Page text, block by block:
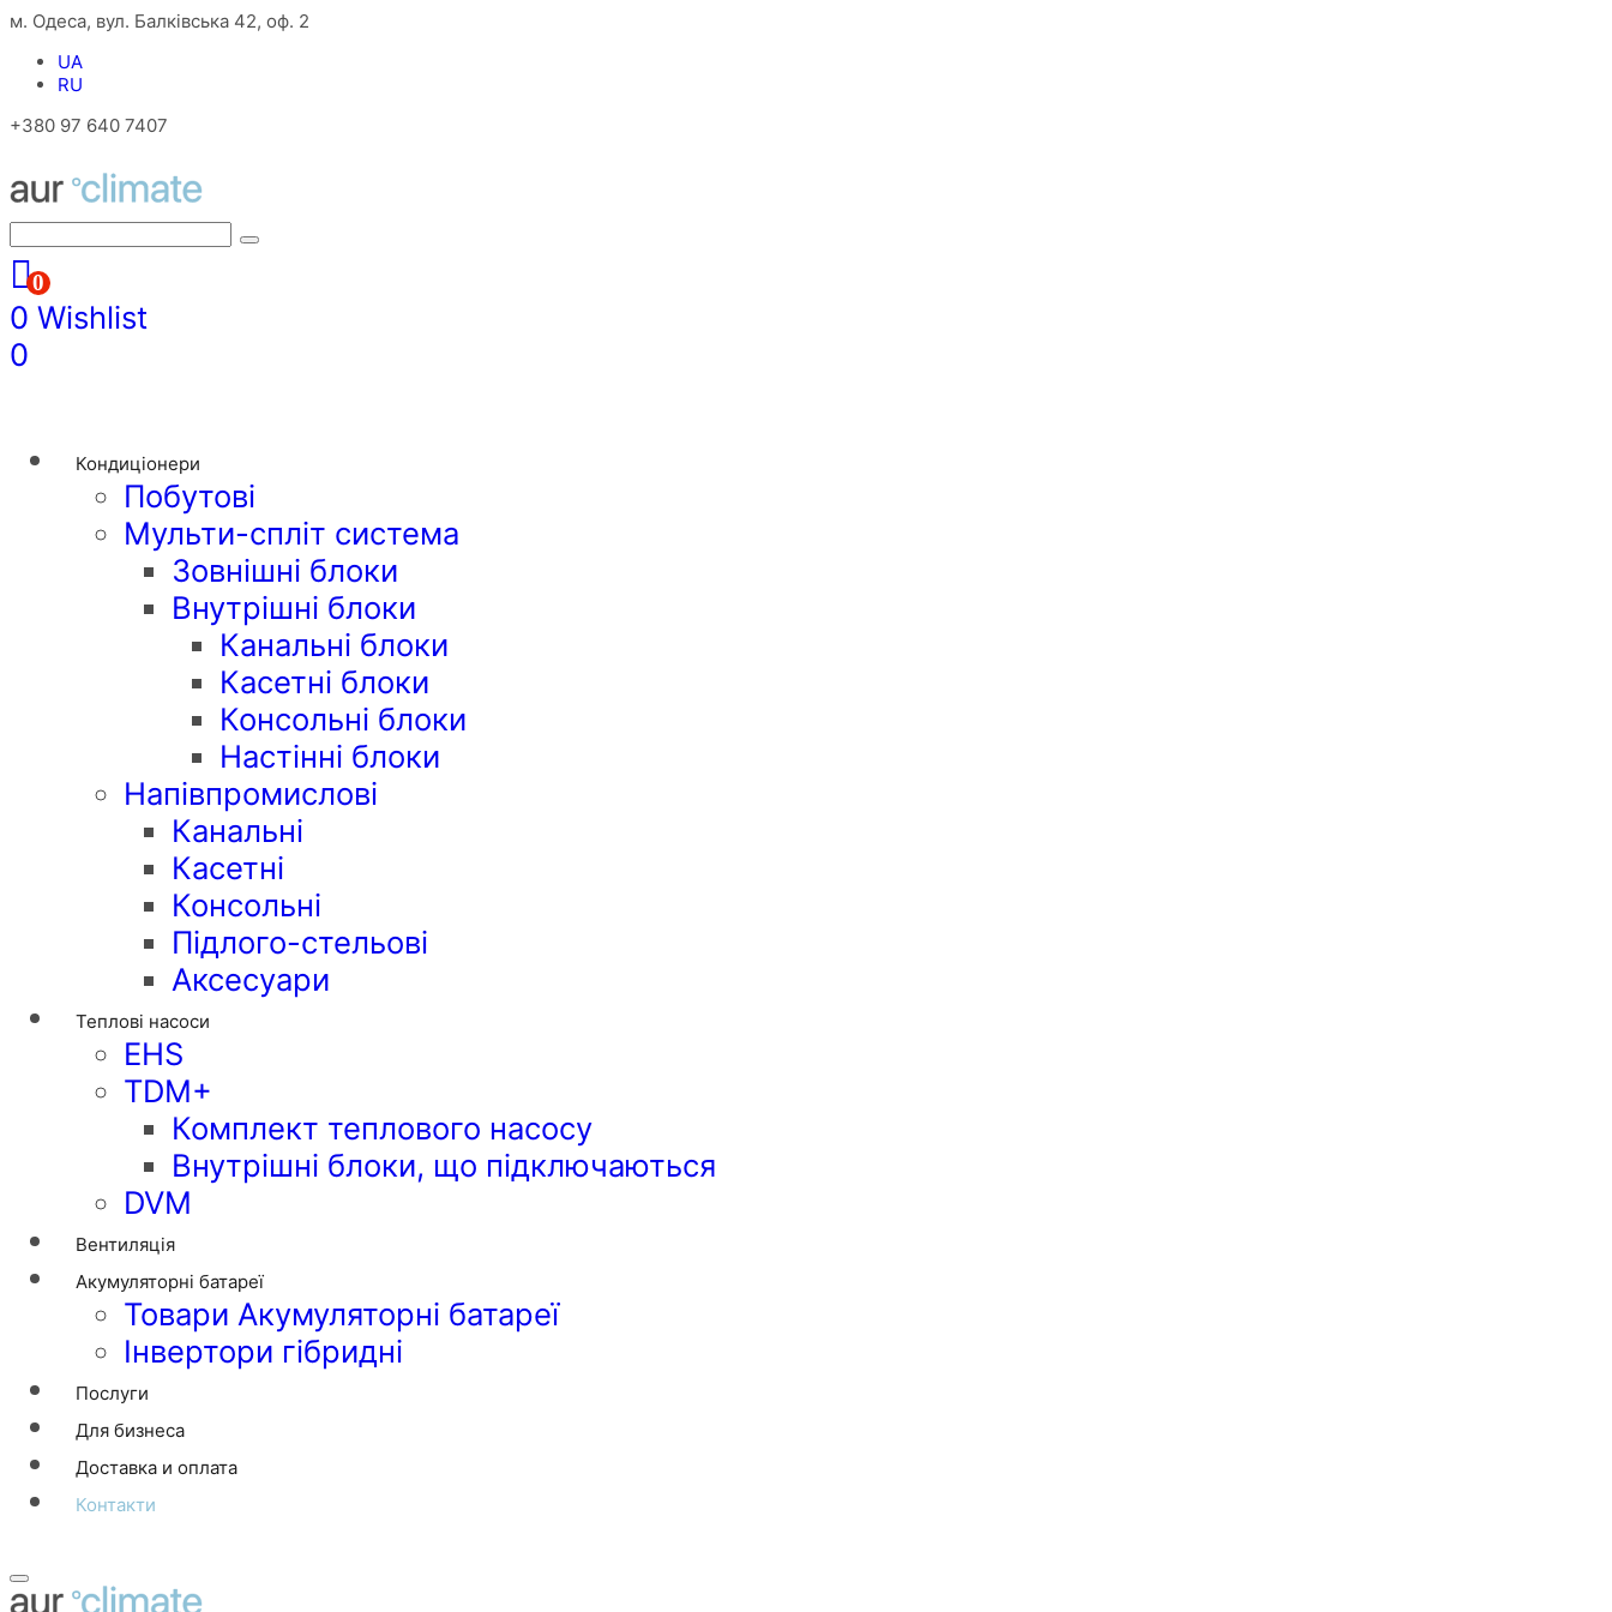
м. Одеса, вул. Балківська 42, оф. 2
UA
RU
+380 97 640 7407
0
0 Wishlist
0
Кондиціонери
Побутові
Мульти-спліт система
Зовнішні блоки
Внутрішні блоки
Канальні блоки
Касетні блоки
Консольні блоки
Настінні блоки
Напівпромислові
Канальні
Касетні
Консольні
Підлого-стельові
Аксесуари
Теплові насоси
EHS
TDM+
Комплект теплового насосу
Внутрішні блоки, що підключаються
DVM
Вентиляція
Акумуляторні батареї
Товари Акумуляторні батареї
Інвертори гібридні
Послуги
Для бизнеса
Доставка и оплата
Контакти